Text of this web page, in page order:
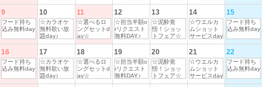
9
フード持ち
込み無料day
10
☆カラオケ
無料歌い放
題day♪
11
☆選べるロ
ングセットd
ay☆
12
☆担当半額o
rリクエスト
無料DAY♪
13
☆泥酔覚
悟！ショッ
トフェア☆
14
☆ウエルカ
ムショット
サービスday
15
フード持ち
込み無料day
16
フード持ち
込み無料day
17
☆カラオケ
無料歌い放
題day♪
18
☆選べるロ
ングセットd
ay☆
19
☆担当半額o
rリクエスト
無料DAY♪
20
☆泥酔覚
悟！ショッ
トフェア☆
21
☆ウエルカ
ムショット
サービスday
22
フード持ち
込み無料day